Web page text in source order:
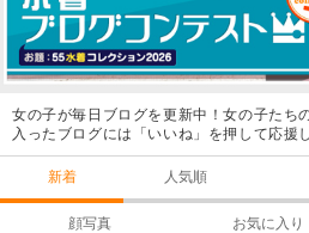
女の子が毎日ブログを更新中！女の子たち
入ったブログには「いいね」を押して応援
新着 人気順
顔写真 お気に入り